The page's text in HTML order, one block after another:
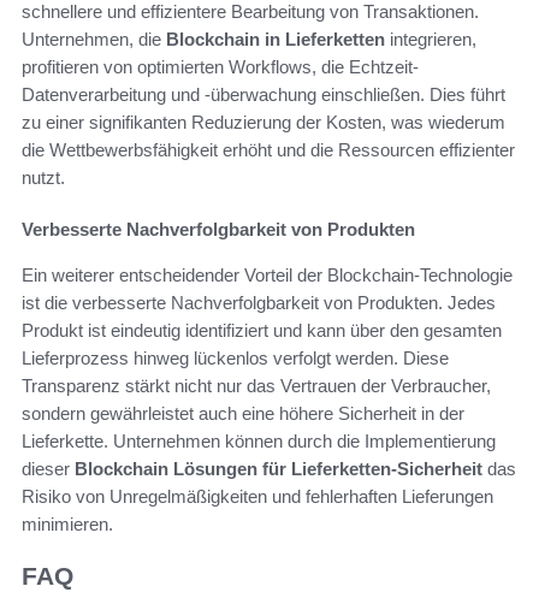
schnellere und effizientere Bearbeitung von Transaktionen.
Unternehmen, die Blockchain in Lieferketten integrieren,
profitieren von optimierten Workflows, die Echtzeit-
Datenverarbeitung und -überwachung einschließen. Dies führt
zu einer signifikanten Reduzierung der Kosten, was wiederum
die Wettbewerbsfähigkeit erhöht und die Ressourcen effizienter
nutzt.
Verbesserte Nachverfolgbarkeit von Produkten
Ein weiterer entscheidender Vorteil der Blockchain-Technologie
ist die verbesserte Nachverfolgbarkeit von Produkten. Jedes
Produkt ist eindeutig identifiziert und kann über den gesamten
Lieferprozess hinweg lückenlos verfolgt werden. Diese
Transparenz stärkt nicht nur das Vertrauen der Verbraucher,
sondern gewährleistet auch eine höhere Sicherheit in der
Lieferkette. Unternehmen können durch die Implementierung
dieser Blockchain Lösungen für Lieferketten-Sicherheit das
Risiko von Unregelmäßigkeiten und fehlerhaften Lieferungen
minimieren.
FAQ